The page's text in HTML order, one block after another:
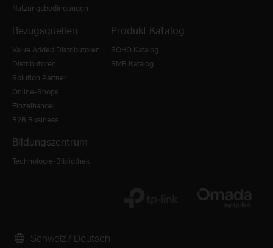
Nutzungsbedingungen
Bezugsquellen
Value Added Distributoren
Distributoren
Solution Partner
Online-Shops
Einzelhandel
B2B Business
Produkt Katalog
SOHO Katalog
SMB Katalog
Bildungszentrum
Technologie-Bibliothek
Schweiz / Deutsch